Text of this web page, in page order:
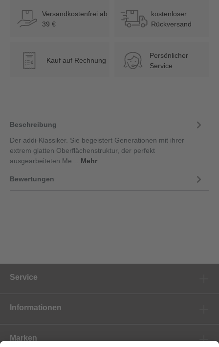
Versandkostenfrei ab
39 €
kostenloser
Rückversand
€ Kauf auf Rechnung
Persönlicher
Service
Beschreibung
Der addi-Klassiker. Sie begeistert Generationen mit ihrer
extrem glatten Oberflächenstruktur, der perfekt
ausgearbeiteten Me… Mehr
Bewertungen
Service
Informationen
Marken